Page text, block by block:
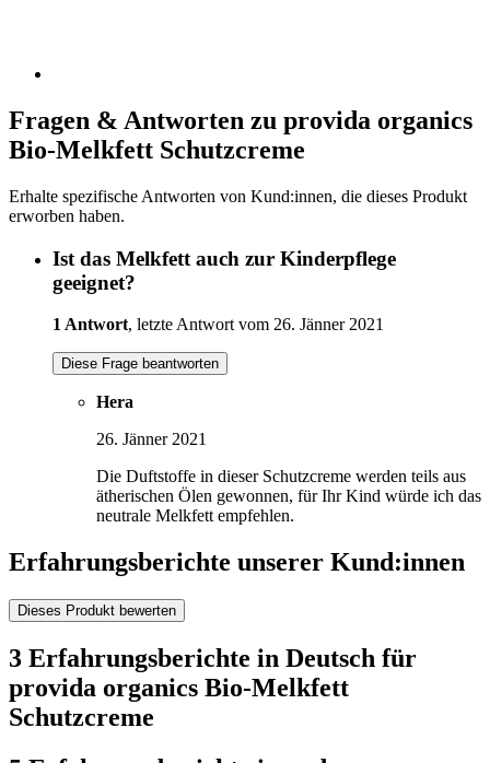
Fragen & Antworten zu provida organics
Bio-Melkfett Schutzcreme
Erhalte spezifische Antworten von Kund:innen, die dieses Produkt
erworben haben.
Ist das Melkfett auch zur Kinderpflege
geeignet?
1 Antwort, letzte Antwort vom 26. Jänner 2021
Diese Frage beantworten
Hera
26. Jänner 2021
Die Duftstoffe in dieser Schutzcreme werden teils aus
ätherischen Ölen gewonnen, für Ihr Kind würde ich das
neutrale Melkfett empfehlen.
Erfahrungsberichte unserer Kund:innen
Dieses Produkt bewerten
3 Erfahrungsberichte in Deutsch für
provida organics Bio-Melkfett
Schutzcreme